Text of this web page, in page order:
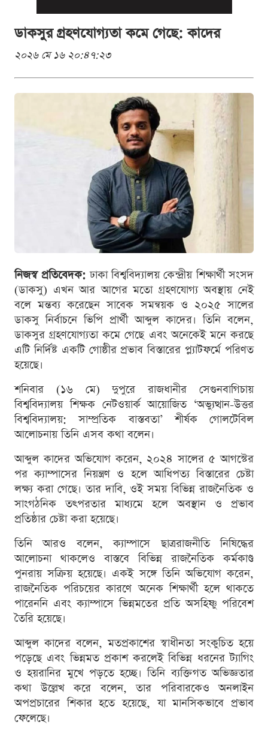
ডাকসুর গ্রহণযোগ্যতা কমে গেছে: কাদের
২০২৬ মে ১৬ ২০:৪৭:২৩
নিজস্ব প্রতিবেদক: ঢাকা বিশ্ববিদ্যালয় কেন্দ্রীয় শিক্ষার্থী সংসদ
(ডাকসু) এখন আর আগের মতো গ্রহণযোগ্য অবস্থায় নেই
বলে মন্তব্য করেছেন সাবেক সমন্বয়ক ও ২০২৫ সালের
ডাকসু নির্বাচনে ভিপি প্রার্থী আব্দুল কাদের। তিনি বলেন,
ডাকসুর গ্রহণযোগ্যতা কমে গেছে এবং অনেকেই মনে করছে
এটি নির্দিষ্ট একটি গোষ্ঠীর প্রভাব বিস্তারের প্ল্যাটফর্মে পরিণত
হয়েছে।
শনিবার (১৬ মে) দুপুরে রাজধানীর সেগুনবাগিচায়
বিশ্ববিদ্যালয় শিক্ষক নেটওয়ার্ক আয়োজিত ‘অভ্যুত্থান-উত্তর
বিশ্ববিদ্যালয়: সাম্প্রতিক বাস্তবতা’ শীর্ষক গোলটেবিল
আলোচনায় তিনি এসব কথা বলেন।
আব্দুল কাদের অভিযোগ করেন, ২০২৪ সালের ৫ আগস্টের
পর ক্যাম্পাসের নিয়ন্ত্রণ ও হলে আধিপত্য বিস্তারের চেষ্টা
লক্ষ্য করা গেছে। তার দাবি, ওই সময় বিভিন্ন রাজনৈতিক ও
সাংগঠনিক তৎপরতার মাধ্যমে হলে অবস্থান ও প্রভাব
প্রতিষ্ঠার চেষ্টা করা হয়েছে।
তিনি আরও বলেন, ক্যাম্পাসে ছাত্ররাজনীতি নিষিদ্ধের
আলোচনা থাকলেও বাস্তবে বিভিন্ন রাজনৈতিক কর্মকাণ্ড
পুনরায় সক্রিয় হয়েছে। একই সঙ্গে তিনি অভিযোগ করেন,
রাজনৈতিক পরিচয়ের কারণে অনেক শিক্ষার্থী হলে থাকতে
পারেননি এবং ক্যাম্পাসে ভিন্নমতের প্রতি অসহিষ্ণু পরিবেশ
তৈরি হয়েছে।
আব্দুল কাদের বলেন, মতপ্রকাশের স্বাধীনতা সংকুচিত হয়ে
পড়েছে এবং ভিন্নমত প্রকাশ করলেই বিভিন্ন ধরনের ট্যাগিং
ও হয়রানির মুখে পড়তে হচ্ছে। তিনি ব্যক্তিগত অভিজ্ঞতার
কথা উল্লেখ করে বলেন, তার পরিবারকেও অনলাইন
অপপ্রচারের শিকার হতে হয়েছে, যা মানসিকভাবে প্রভাব
ফেলেছে।